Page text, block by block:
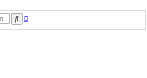
Pesquisar
Pesquisa
avançada